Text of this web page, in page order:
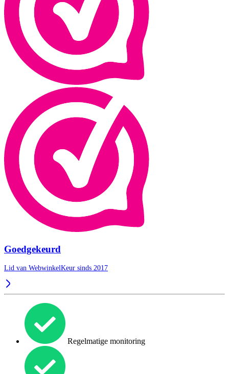
Goedgekeurd
Lid van WebwinkelKeur sinds 2017
Regelmatige monitoring